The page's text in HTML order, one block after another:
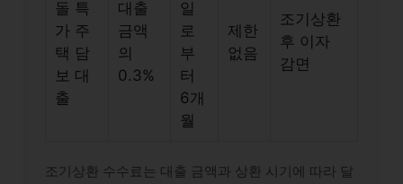
돌 특
가 주
택 담
보 대
출
대출
금액
의
0.3%
일
로
부
터
6개
월
제한
없음
조기상환
후 이자
감면
조기상환 수수료는 대출 금액과 상환 시기에 따라 달